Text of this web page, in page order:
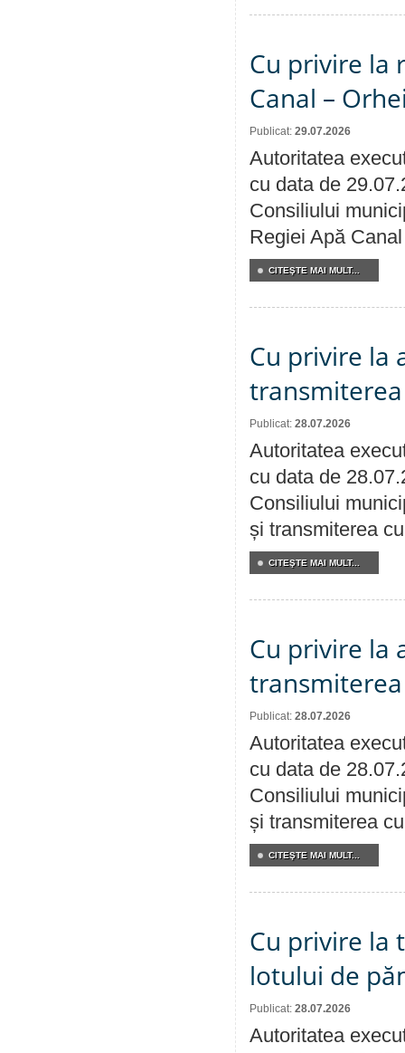
Cu privire la
Canal –
Publicat: 29.07.2026
Autoritatea
cu data de
Consiliului
Regiei Apă
CITEŞTE MAI MULT...
Cu privire la
Publicat: 28.07.2026
Autoritatea
cu data de
Consiliului
și transmiterea
CITEŞTE MAI MULT...
Cu privire la
Publicat: 28.07.2026
Autoritatea
cu data de
Consiliului
și transmiterea
CITEŞTE MAI MULT...
Cu privire la
lotului de
Publicat: 28.07.2026
Autoritatea